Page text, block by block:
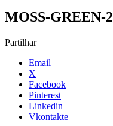
MOSS-GREEN-2
Partilhar
Email
X
Facebook
Pinterest
Linkedin
Vkontakte